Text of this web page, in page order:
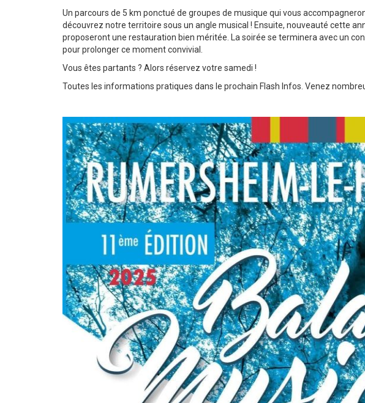
Un parcours de 5 km ponctué de groupes de musique qui vous
découvrez notre territoire sous un angle musical ! Ensuite, nouveauté cette
proposeront une restauration bien méritée. La soirée se terminera avec un
pour prolonger ce moment convivial.
Vous êtes partants ? Alors réservez votre samedi !
Toutes les informations pratiques dans le prochain Flash Infos. Venez